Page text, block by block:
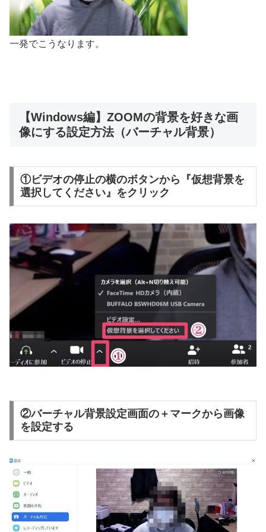
一発でこうなります。
【Windows編】ZOOMの背景を好きな画
像にする設定方法（バーチャル背景）
①ビデオの停止の横のボタンから『仮想背景を
選択してください』をクリック
②バーチャル背景設定画面の＋マークから画像
を設定する